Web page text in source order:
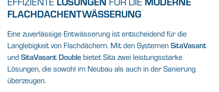
FLACHDACHENTWÄSSERUNG
Eine zuverlässige Entwässerung ist entscheidend für die
Langlebigkeit von Flachdächern. Mit den Systemen SitaVasant
und SitaVasant Double bietet Sita zwei leistungsstarke
Lösungen, die sowohl im Neubau als auch in der Sanierung
überzeugen.